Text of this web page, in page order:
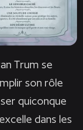
Trum se
son rôle
quiconque
dans les